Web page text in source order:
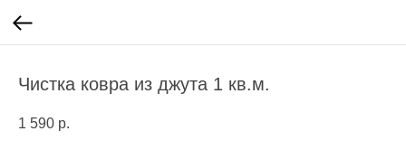
Чистка ковра из джута 1 кв.м.
1 590 р.